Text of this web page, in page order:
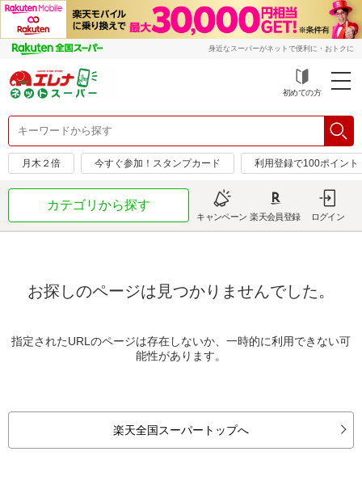
身近なスーパーがネットで便利に・おトクに
初めての方
月木２倍 今すぐ参加！スタンプカード 利用登録で100ポイント
カテゴリから探す
キャンペーン 楽天会員登録 ログイン
お探しのページは見つかりませんでした。
指定されたURLのページは存在しないか、一時的に利用できない可
能性があります。
楽天全国スーパートップへ